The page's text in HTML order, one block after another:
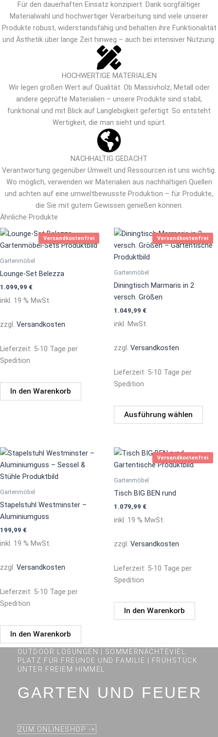
Für den dauerhaften Einsatz konzipiert: Dank sorgfältiger
Materialwahl und hochwertiger Verarbeitung sind viele unserer
Produkte robust, widerstandsfähig und behalten ihre Funktionalität
und Ästhetik über lange Zeit hinweg – auch bei intensiver Nutzung.
HOCHWERTIGE MATERIALIEN
Wir legen großen Wert auf Qualität. Ob Massivholz, Metall oder
andere geprüfte Materialien – unsere Produkte sind stabil,
funktional und mit Blick auf Langlebigkeit gefertigt. So entsteht
Wertigkeit, die man sieht und spürt.
NACHHALTIG GEDACHT
Verantwortung gegenüber Umwelt und Ressourcen ist uns wichtig.
Wo möglich, verwenden wir Materialien aus nachhaltigen Quellen
und achten auf eine umweltbewusste Produktion – für Produkte,
die Sie mit gutem Gewissen genießen können.
Ähnliche Produkte
Versandkostenfrei
Gartenmöbel
Lounge-Set Belezza
1.099,99 €
inkl. 19 % MwSt.
zzgl. Versandkosten
Lieferzeit: 5-10 Tage per
Spedition
In den Warenkorb
Versandkostenfrei
Gartenmöbel
Diningtisch Marmaris in 2
versch. Größen
1.049,99 €
inkl. MwSt.
zzgl. Versandkosten
Lieferzeit: 5-10 Tage per
Spedition
Ausführung wählen
Gartenmöbel
Stapelstuhl Westminster –
Aluminiumguss
199,99 €
inkl. 19 % MwSt.
zzgl. Versandkosten
Lieferzeit: 5-10 Tage per
Spedition
In den Warenkorb
Versandkostenfrei
Gartenmöbel
Tisch BIG BEN rund
1.079,99 €
inkl. 19 % MwSt.
zzgl. Versandkosten
Lieferzeit: 5-10 Tage per
Spedition
In den Warenkorb
OUTDOOR LÖSUNGEN | SOMMERNÄCHTEVIEL
PLATZ FÜR FREUNDE UND FAMILIE | FRÜHSTÜCK
UNTER FREIEM HIMMEL
GARTEN UND FEUER
ZUM ONLINESHOP ->